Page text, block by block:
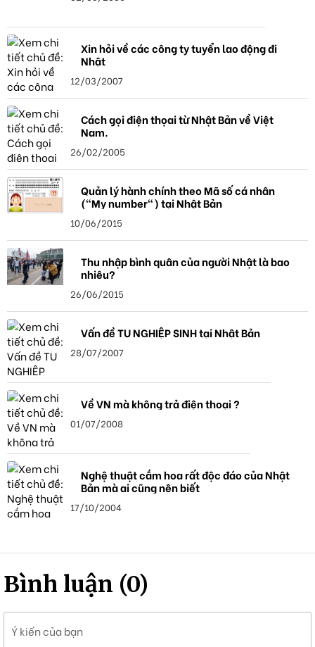
Xin hỏi về các công ty tuyển lao động đi
Nhật
12/03/2007
Cách gọi điện thọai từ Nhật Bản về Việt
Nam.
26/02/2005
Quản lý hành chính theo Mã số cá nhân
("My number") tại Nhật Bản
10/06/2015
Thu nhập bình quân của người Nhật là bao
nhiêu?
26/06/2015
Vấn đề TU NGHIỆP SINH tại Nhật Bản
28/07/2007
Về VN mà không trả điện thoại ?
01/07/2008
Nghệ thuật cắm hoa rất độc đáo của Nhật
Bản mà ai cũng nên biết
17/10/2004
Bình luận (0)
Ý kiến của bạn